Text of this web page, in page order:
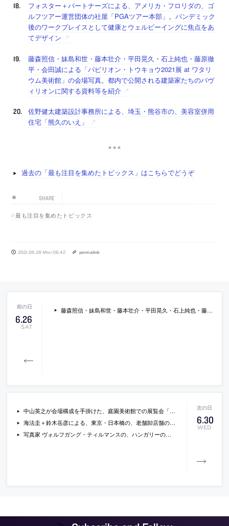
フォスター＋パートナーズによる、アメリカ・フロリダの、ゴ
ルフツアー運営団体の社屋「PGAツアー本部」。パンデミック
後のワークプレイスとして健康とウェルビーイングに焦点をあ
てデザイン
藤森照信・妹島和世・藤本壮介・平田晃久・石上純也・藤原徹
平・会田誠による「パビリオン・トウキョウ2021展 at ワタリ
ウム美術館」の会場写真。都内で公開される建築家たちのパヴ
ィリオンに関する資料等を紹介
佐野健太建築設計事務所による、埼玉・熊谷市の、美容室併用
住宅「熊久のいえ」
過去の「最も注目を集めたトピックス」はこちらでどうぞ
SHARE
最も注目を集めたトピックス
2021.06.28 Mon 06:42 permalink
6.26
SAT
藤森照信・妹島和世・藤本壮介・平田晃久・石上純也・藤原徹平・会田誠による「パビリオン・トウキョウ2021展 at ワタリウム美術館」の会場写真。都内で公開される建築家たちのパヴィリオンに関する資料等を紹介
6.30
WED
中山英之が会場構成を手掛けた、庭園美術館での展覧会「ルネ・ラリック リミックス（新館ギャラリー1）」をレポート。邸宅を構想し、ここにしかない展示空間を設計
海法圭＋鈴木岳彦による、東京・日本橋の、老舗卸店舗の上層階フロアの改修「MKKビル8階」。服飾のデザイン・生産・卸売・教育が集まるコモンズとなるスペースを持った施設
写真家 ヴォルフガング・ティルマンスの、ハンガリーの現代美術館での展覧会「Your body is yours」の会場写真